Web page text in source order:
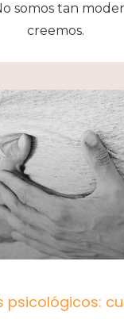
somos tan
creemos.
psicológicos: